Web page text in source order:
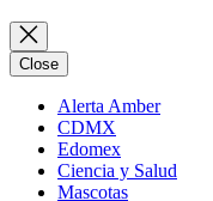
Close
Alerta Amber
CDMX
Edomex
Ciencia y Salud
Mascotas